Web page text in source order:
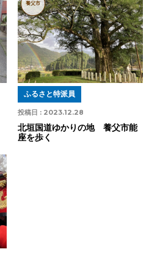
養父市
投稿日 : 2023.12.28
ふるさと特派員
北垣国道ゆかりの地 養父市能
座を歩く